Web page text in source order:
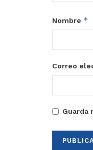
Nombre *
Correo
Guarda